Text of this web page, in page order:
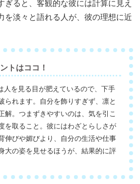
ぎると、客観的な彼には計算に見え
を淡々と語れる人が、彼の理想に近
トはココ！
人を見る目が肥えているので、下手
られます。自分を飾りすぎず、凛と
解。つまずきやすいのは、気を引こ
を取ること。彼にはわざとらしさが
伸びや媚びより、自分の生活や仕事
大の姿を見せるほうが、結果的に評